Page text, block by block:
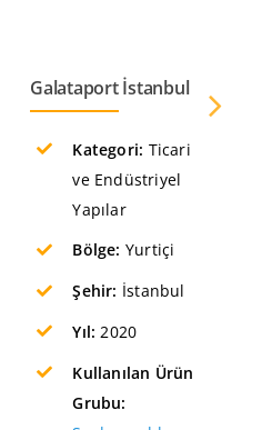
Galataport İstanbul
Kategori: Ticari
ve Endüstriyel
Yapılar
Bölge: Yurtiçi
Şehir: İstanbul
Yıl:2020
Kullanılan Ürün
Grubu: